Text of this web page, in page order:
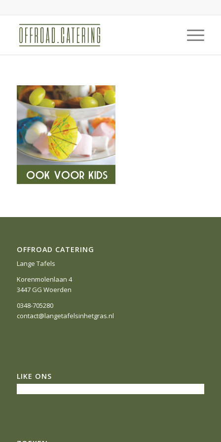
OFFROAD CATERING
Lange Tafels
Korenmolenlaan 4
3447 GG Woerden
0348-705280
contact@langetafelsinhetgras.nl
LIKE ONS